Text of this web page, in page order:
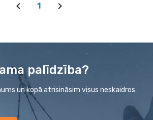
1
palīdzība?
un kopā atrisināsim visus neskaidros